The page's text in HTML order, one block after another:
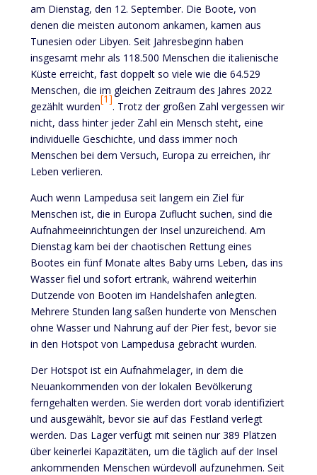
am Dienstag, den 12. September. Die Boote, von
denen die meisten autonom ankamen, kamen aus
Tunesien oder Libyen. Seit Jahresbeginn haben
insgesamt mehr als 118.500 Menschen die italienische
Küste erreicht, fast doppelt so viele wie die 64.529
Menschen, die im gleichen Zeitraum des Jahres 2022
gezählt wurden
[1]
. Trotz der großen Zahl vergessen wir
nicht, dass hinter jeder Zahl ein Mensch steht, eine
individuelle Geschichte, und dass immer noch
Menschen bei dem Versuch, Europa zu erreichen, ihr
Leben verlieren.
Auch wenn Lampedusa seit langem ein Ziel für
Menschen ist, die in Europa Zuflucht suchen, sind die
Aufnahmeeinrichtungen der Insel unzureichend. Am
Dienstag kam bei der chaotischen Rettung eines
Bootes ein fünf Monate altes Baby ums Leben, das ins
Wasser fiel und sofort ertrank, während weiterhin
Dutzende von Booten im Handelshafen anlegten.
Mehrere Stunden lang saßen hunderte von Menschen
ohne Wasser und Nahrung auf der Pier fest, bevor sie
in den Hotspot von Lampedusa gebracht wurden.
Der Hotspot ist ein Aufnahmelager, in dem die
Neuankommenden von der lokalen Bevölkerung
ferngehalten werden. Sie werden dort vorab identifiziert
und ausgewählt, bevor sie auf das Festland verlegt
werden. Das Lager verfügt mit seinen nur 389 Plätzen
über keinerlei Kapazitäten, um die täglich auf der Insel
ankommenden Menschen würdevoll aufzunehmen. Seit